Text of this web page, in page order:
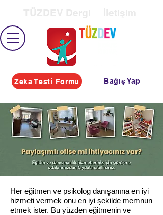
Zeka Testi Formu Bağış Yap
Her eğitmen ve psikolog danışanına en iyi
hizmeti vermek onu en iyi şekilde memnun
etmek ister. Bu yüzden eğitmenin ve